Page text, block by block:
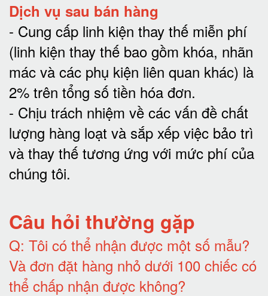
Dịch vụ sau bán hàng
- Cung cấp linh kiện thay thế miễn phí
(linh kiện thay thế bao gồm khóa, nhãn
mác và các phụ kiện liên quan khác) là
2% trên tổng số tiền hóa đơn.
- Chịu trách nhiệm về các vấn đề chất
lượng hàng loạt và sắp xếp việc bảo trì
và thay thế tương ứng với mức phí của
chúng tôi.
Câu hỏi thường gặp
Q: Tôi có thể nhận được một số mẫu?
Và đơn đặt hàng nhỏ dưới 100 chiếc có
thể chấp nhận được không?